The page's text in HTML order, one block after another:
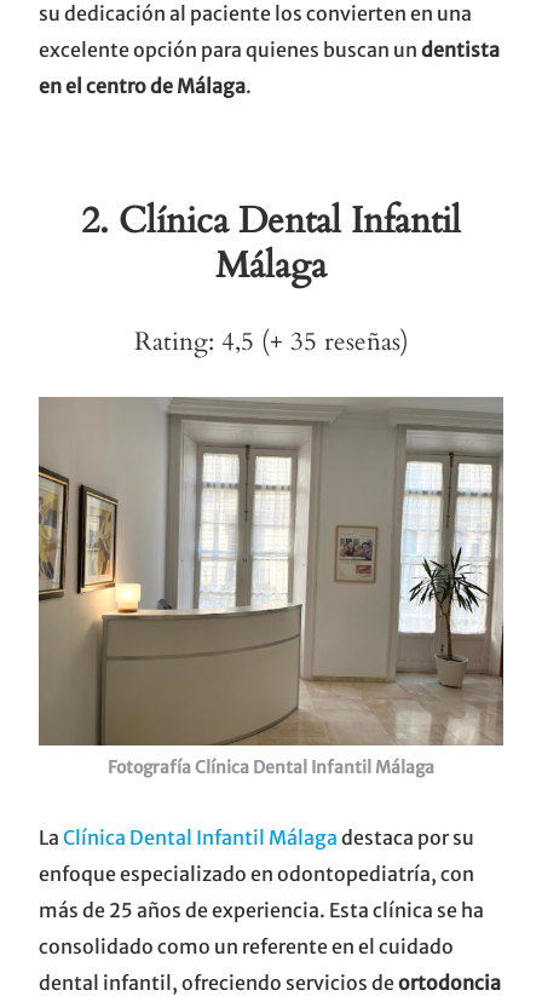
su dedicación al paciente los convierten en una
excelente opción para quienes buscan un dentista
en el centro de Málaga.
2. Clínica Dental Infantil
Málaga
Rating: 4,5 (+ 35 reseñas)
Fotografía Clínica Dental Infantil Málaga
La Clínica Dental Infantil Málaga destaca por su
enfoque especializado en odontopediatría, con
más de 25 años de experiencia. Esta clínica se ha
consolidado como un referente en el cuidado
dental infantil, ofreciendo servicios deortodoncia